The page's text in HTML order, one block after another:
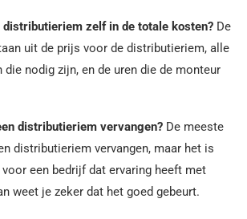
zelf in de totale kosten? De
uit de prijs voor de distributieriem, alle
die nodig zijn, en de uren die de monteur
distributieriem vervangen? De meeste
distributieriem vervangen, maar het is
een bedrijf dat ervaring heeft met
weet je zeker dat het goed gebeurt.